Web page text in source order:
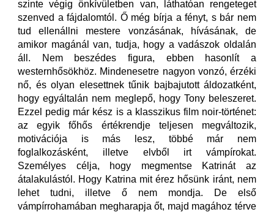
szinte végig önkívületben van, láthatóan rengeteget
szenved a fájdalomtól. Ő még bírja a fényt, s bár nem
tud ellenállni mestere vonzásának, hívásának, de
amikor magánál van, tudja, hogy a vadászok oldalán
áll. Nem beszédes figura, ebben hasonlít a
westernhősökhöz. Mindenesetre nagyon vonzó, érzéki
nő, és olyan elesettnek tűnik bajbajutott áldozatként,
hogy egyáltalán nem meglepő, hogy Tony beleszeret.
Ezzel pedig már kész is a klasszikus film noir-történet:
az egyik főhős értékrendje teljesen megváltozik,
motivációja is más lesz, többé már nem
foglalkozásként, illetve elvből irt vámpírokat.
Személyes célja, hogy megmentse Katrinát az
átalakulástól. Hogy Katrina mit érez hősünk iránt, nem
lehet tudni, illetve ő nem mondja. De első
vámpírrohamában megharapja őt, majd magához térve